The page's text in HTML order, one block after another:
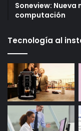
Soneview:
computación
Tecnología al